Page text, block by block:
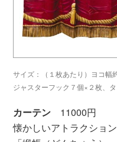
サイズ：（１枚あたり）ヨコ幅
ジャスターフック７個×２枚
カーテン 11000円
懐かしいアトラクショ